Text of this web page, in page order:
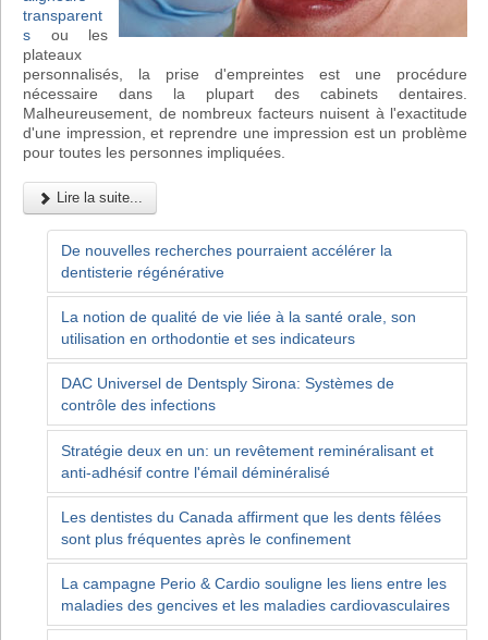
transparent
s ou les
plateaux
personnalisés, la prise d'empreintes est une procédure
nécessaire dans la plupart des cabinets dentaires.
Malheureusement, de nombreux facteurs nuisent à l'exactitude
d'une impression, et reprendre une impression est un problème
pour toutes les personnes impliquées.
Lire la suite...
De nouvelles recherches pourraient accélérer la
dentisterie régénérative
La notion de qualité de vie liée à la santé orale, son
utilisation en orthodontie et ses indicateurs
DAC Universel de Dentsply Sirona: Systèmes de
contrôle des infections
Stratégie deux en un: un revêtement reminéralisant et
anti-adhésif contre l'émail déminéralisé
Les dentistes du Canada affirment que les dents fêlées
sont plus fréquentes après le confinement
La campagne Perio & Cardio souligne les liens entre les
maladies des gencives et les maladies cardiovasculaires